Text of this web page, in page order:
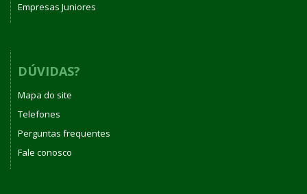
Empresas Juniores
DÚVIDAS?
Mapa do site
Telefones
Perguntas frequentes
Fale conosco